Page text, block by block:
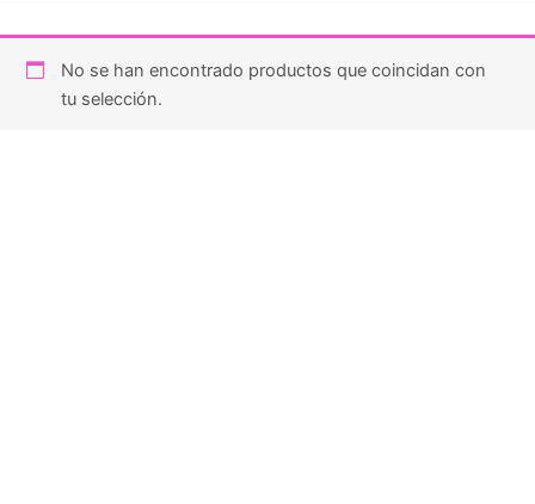
No se han encontrado productos que coincidan con
tu selección.